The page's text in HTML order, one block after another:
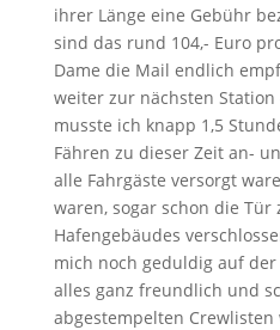
ihrer Länge eine Gebühr
sind das rund 104,- Euro
Dame die Mail endlich
weiter zur nächsten
musste ich knapp 1,5
Fähren zu dieser Zeit an-
alle Fahrgäste versorgt
waren, sogar schon die Tür
Hafengebäudes
mich noch geduldig auf
alles ganz freundlich und
abgestempelten